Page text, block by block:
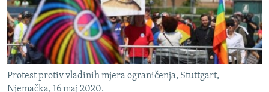
Protest protiv vladinih mjera ograničenja, Stuttgart,
Njemačka, 16 maj 2020.